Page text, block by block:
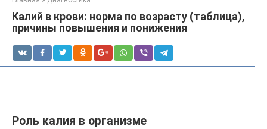
Калий в крови: норма по возрасту (таблица),
причины повышения и понижения
Роль калия в организме